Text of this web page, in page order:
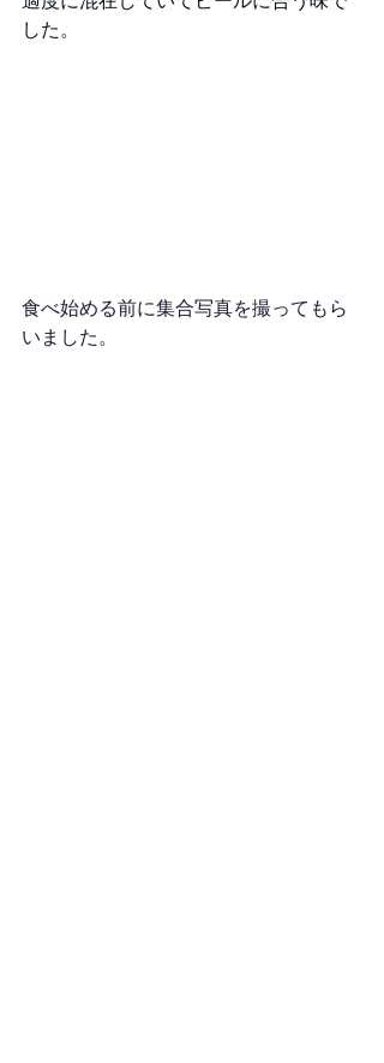
した。
食べ始める前に集合写真を撮ってもら
いました。